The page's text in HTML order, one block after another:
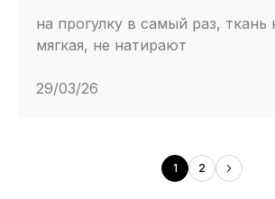
на прогулку в самый раз, ткань
мягкая, не натирают
29/03/26
1 2